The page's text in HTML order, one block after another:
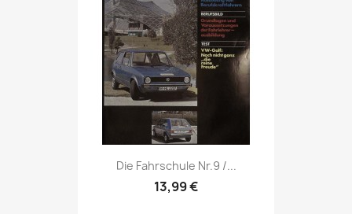
Vorschau
Die Fahrschule Nr.9 /...
13,99 €